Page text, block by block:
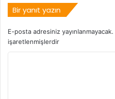
Bir yanıt yazın
E-posta adresiniz yayınlanmayacak.
işaretlenmişlerdir